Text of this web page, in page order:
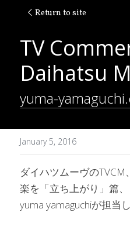
Return to site
TV
Daihatsu
yuma-
January 5, 2016
ダイハツムーヴの
楽を「立ち上がり」篇
yuma yamaguchiが担当